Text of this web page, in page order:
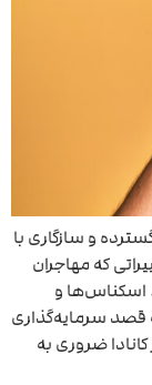
و سازگاری با
که مهاجران
اسکناس‌ها و
سرمایه‌گذاری
ضروری به